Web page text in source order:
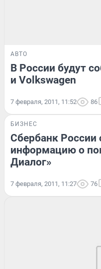
АВТО
В России будут
и Volkswagen
7 февраля, 2011, 11:52 86
БИЗНЕС
Сбербанк России
информацию о
Диалог»
7 февраля, 2011, 11:27 76